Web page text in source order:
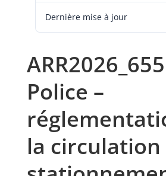
Dernière mise à jour
Police –
la circulation